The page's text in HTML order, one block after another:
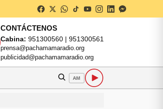
CONTÁCTENOS
Cabina: 951300560 | 951300561
prensa@pachamamaradio.org
publicidad@pachamamaradio.org
AM